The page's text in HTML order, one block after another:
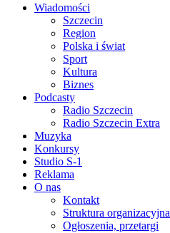
Wiadomości
Szczecin
Region
Polska i świat
Sport
Kultura
Biznes
Podcasty
Radio Szczecin
Radio Szczecin Extra
Muzyka
Konkursy
Studio S-1
Reklama
O nas
Kontakt
Struktura organizacyjna
Ogłoszenia, przetargi